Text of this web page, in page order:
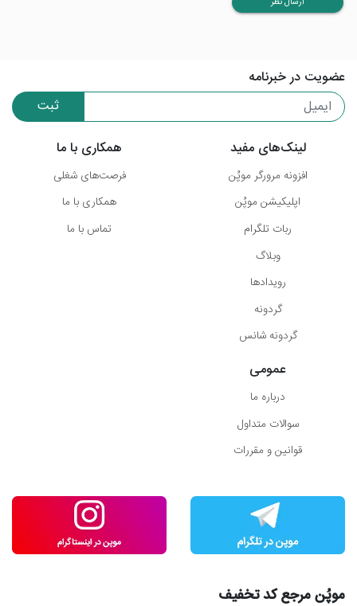
عضویت در خبرنامه
ثبت
لینک‌های مفید
افزونه مرورگر موپُن
اپلیکیشن موپُن
ربات تلگرام
وبلاگ
رویدادها
گردونه
گردونه شانس
همکاری با ما
فرصت‌های شغلی
همکاری با ما
تماس با ما
عمومی
درباره ما
سوالات متداول
قوانین و مقررات
موپُن مرجع کد تخفیف